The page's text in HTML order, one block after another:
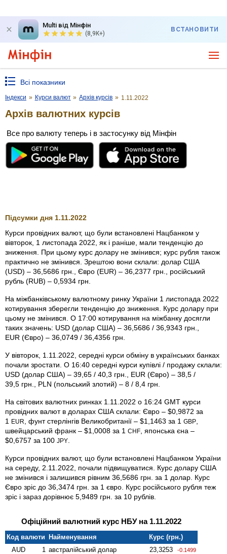
Multi від Мінфін
(8,9K+)
ВСТАНОВИТИ
Всі показники
Індекси » Курси валют » Архів курсів » 1.11.2022
Архів валютних курсів
Все про валюту теперь і в застосунку від Мінфін
Підсумки дня 1.11.2022
Курси провідних валют, що були встановлені Нацбанком у
вівторок, 1 листопада 2022, як і раніше, мали тенденцію до
зниження. При цьому курс долару не змінився; курс рубля також
практично не змінився. Зрештою вони склали: долар США
(USD) – 36,5686 грн., Євро (EUR) – 36,2377 грн., російський
рубль (RUB) – 0,5934 грн.
На міжбанківському валютному ринку України 1 листопада 2022
котирування зберегли тенденцію до зниження. Курс долару при
цьому не змінився. О 17:00 котирування на міжбанку досягли
таких значень: USD (долар США) – 36,5686 / 36,9343 грн.,
EUR (Євро) – 36,0749 / 36,4356 грн.
У вівторок, 1.11.2022, середні курси обміну в українських банках
почали зростати. О 16:40 середні курси купівлі / продажу склали:
USD (долар США) – 39,65 / 40,3 грн., EUR (Євро) – 38,5 /
39,5 грн., PLN (польський злотий) – 8 / 8,4 грн.
На світових валютних ринках 1.11.2022 о 16:24 GMT курси
провідних валют в доларах США склали: Євро – $0,9872 за
1 EUR , фунт стерлінгів Велико­британії – $1,1463 за 1 GBP
швейцарський франк – $1,0008 за 1 CHF , японська єна –
$0,6757 за 100 JPY
Курси провідних валют, що були встановлені Нацбанком України
на середу, 2.11.2022, почали підвищуватися. Курс долару США
не змінився і залишився рівним 36,5686 грн. за 1 долар. Курс
Євро зріс до 36,3474 грн. за 1 євро. Курс російського рубля теж
зріс і зараз дорівнює 5,9489 грн. за 10 рублів.
Офіційний валютний курс НБУ на 1.11.2022
Код валюти Найменування
Курс (грн.)
AUD
1 австралійський долар 23,3253 -0.1499